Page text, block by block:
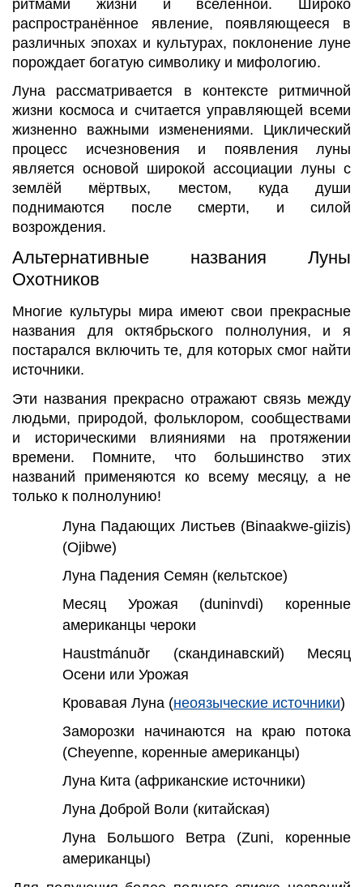
ритмами жизни и вселенной. Широко
распространённое явление, появляющееся в
различных эпохах и культурах, поклонение луне
порождает богатую символику и мифологию.
Луна рассматривается в контексте ритмичной
жизни космоса и считается управляющей всеми
жизненно важными изменениями. Циклический
процесс исчезновения и появления луны
является основой широкой ассоциации луны с
землёй мёртвых, местом, куда души
поднимаются после смерти, и силой
возрождения.
Альтернативные названия Луны
Охотников
Многие культуры мира имеют свои прекрасные
названия для октябрьского полнолуния, и я
постарался включить те, для которых смог найти
источники.
Эти названия прекрасно отражают связь между
людьми, природой, фольклором, сообществами
и историческими влияниями на протяжении
времени. Помните, что большинство этих
названий применяются ко всему месяцу, а не
только к полнолунию!
Луна Падающих Листьев (Binaakwe-giizis)
(Ojibwe)
Луна Падения Семян (кельтское)
Месяц Урожая (duninvdi) коренные
американцы чероки
Haustmánuðr (скандинавский) Месяц
Осени или Урожая
Кровавая Луна (неоязыческие источники)
Заморозки начинаются на краю потока
(Cheyenne, коренные американцы)
Луна Кита (африканские источники)
Луна Доброй Воли (китайская)
Луна Большого Ветра (Zuni, коренные
американцы)